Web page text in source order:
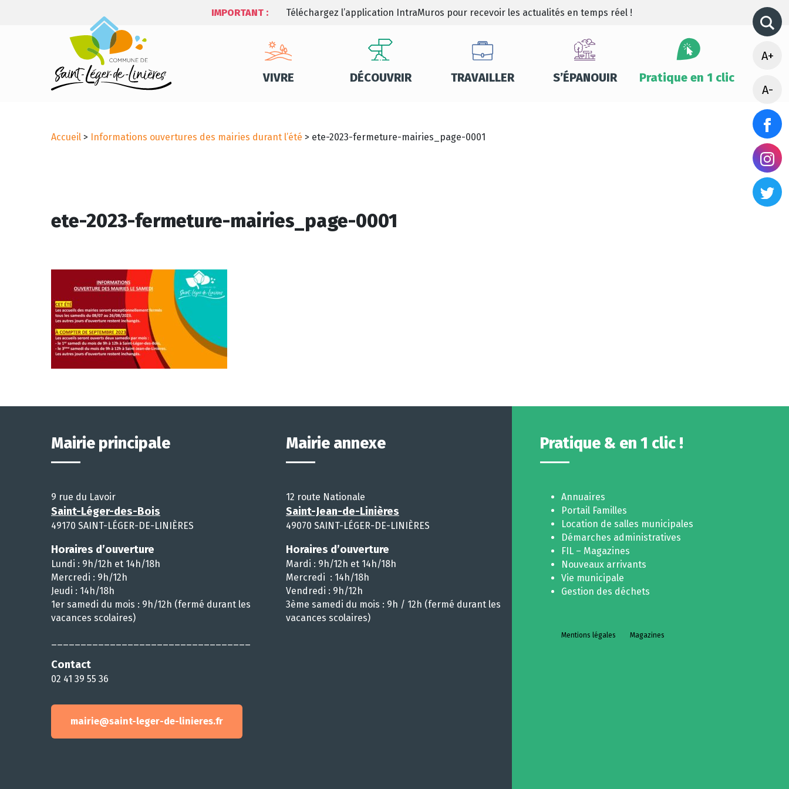
IMPORTANT : Téléchargez l’application IntraMuros pour recevoir les actualités en temps réel !
VIVRE DÉCOUVRIR TRAVAILLER S’ÉPANOUIR Pratique en 1 clic
A+
A-
Accueil > Informations ouvertures des mairies durant l’été > ete-2023-fermeture-mairies_page-0001
ete-2023-fermeture-mairies_page-0001
Mairie principale
9 rue du Lavoir
Saint-Léger-des-Bois
49170 SAINT-LÉGER-DE-LINIÈRES
Horaires d’ouverture
Lundi : 9h/12h et 14h/18h
Mercredi : 9h/12h
Jeudi : 14h/18h
1er samedi du mois : 9h/12h (fermé durant les
vacances scolaires)
Contact
02 41 39 55 36
mairie@saint-leger-de-linieres.fr
Mairie annexe
12 route Nationale
Saint-Jean-de-Linières
49070 SAINT-LÉGER-DE-LINIÈRES
Horaires d’ouverture
Mardi : 9h/12h et 14h/18h
Mercredi : 14h/18h
Vendredi : 9h/12h
3ème samedi du mois : 9h / 12h (fermé durant les
vacances scolaires)
Pratique & en 1 clic !
Annuaires
Portail Familles
Location de salles municipales
Démarches administratives
FIL – Magazines
Nouveaux arrivants
Vie municipale
Gestion des déchets
Mentions légales Magazines